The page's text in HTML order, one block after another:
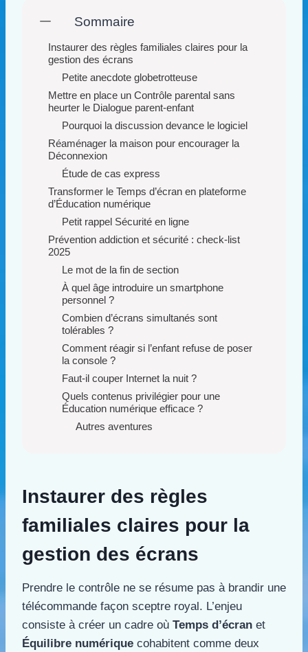
Sommaire
Instaurer des règles familiales claires pour la
gestion des écrans
Petite anecdote globetrotteuse
Mettre en place un Contrôle parental sans
heurter le Dialogue parent-enfant
Pourquoi la discussion devance le logiciel
Réaménager la maison pour encourager la
Déconnexion
Étude de cas express
Transformer le Temps d’écran en plateforme
d’Éducation numérique
Petit rappel Sécurité en ligne
Prévention addiction et sécurité : check-list
2025
Le mot de la fin de section
À quel âge introduire un smartphone
personnel ?
Combien d’écrans simultanés sont
tolérables ?
Comment réagir si l’enfant refuse de poser
la console ?
Faut-il couper Internet la nuit ?
Quels contenus privilégier pour une
Éducation numérique efficace ?
Autres aventures
Instaurer des règles
familiales claires pour la
gestion des écrans
Prendre le contrôle ne se résume pas à brandir une
télécommande façon sceptre royal. L’enjeu
consiste à créer un cadre où Temps d’écran et
Équilibre numérique cohabitent comme deux